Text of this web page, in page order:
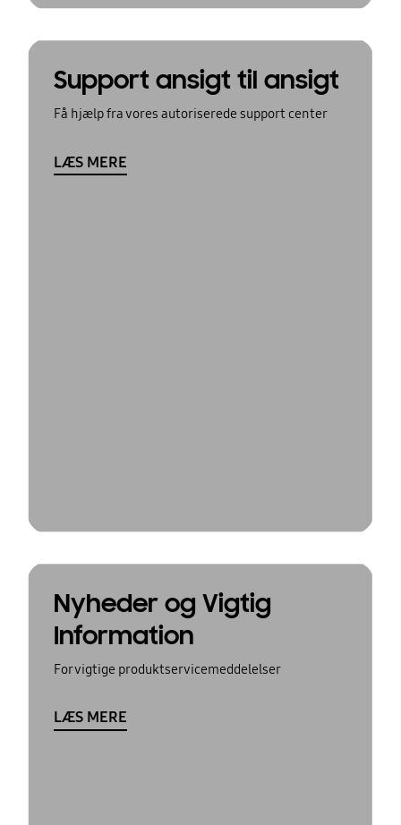
Support ansigt til ansigt
Få hjælp fra vores autoriserede support center
LÆS MERE
Nyheder og Vigtig
Information
For vigtige produktservicemeddelelser
LÆS MERE